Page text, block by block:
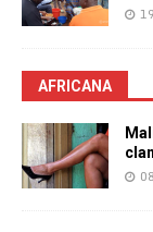
AFRICANA